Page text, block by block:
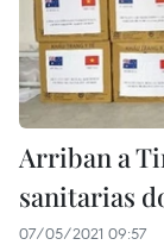
Arriban a
sanitarias
07/05/2021 09:57